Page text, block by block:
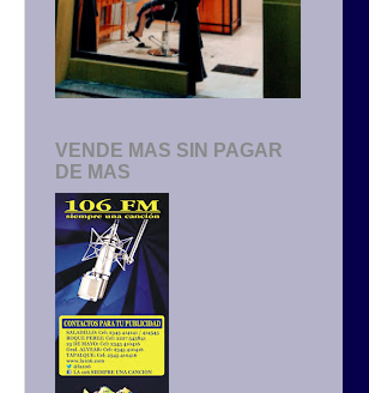
VENDE MAS SIN PAGAR
DE MAS